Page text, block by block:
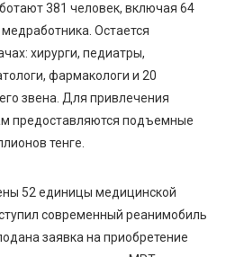
381 человек, включая 64
Остается
хирурги, педиатры,
фармакологи и 20
звена. Для привлечения
предоставляются подъемные
тенге.
52 единицы медицинской
современный реанимобиль
заявка на приобретение